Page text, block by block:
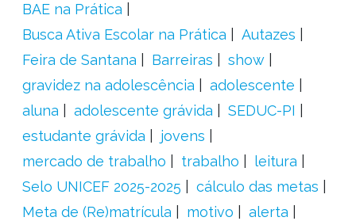
BAE na Prática
Busca Ativa Escolar na Prática
Autazes
Feira de Santana
Barreiras
show
gravidez na adolescência
adolescente
aluna
adolescente grávida
SEDUC-PI
estudante grávida
jovens
mercado de trabalho
trabalho
leitura
Selo UNICEF 2025-2025
cálculo das metas
Meta de (Re)matrícula
motivo
alerta